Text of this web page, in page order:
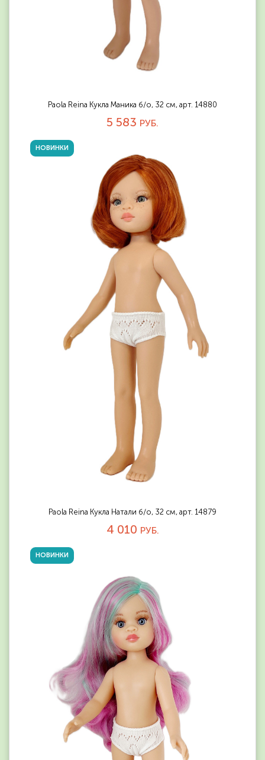
Paola Reina Кукла Маника б/о, 32 см, арт. 14880
5 583 РУБ.
НОВИНКИ
Paola Reina Кукла Натали б/о, 32 см, арт. 14879
4 010 РУБ.
НОВИНКИ